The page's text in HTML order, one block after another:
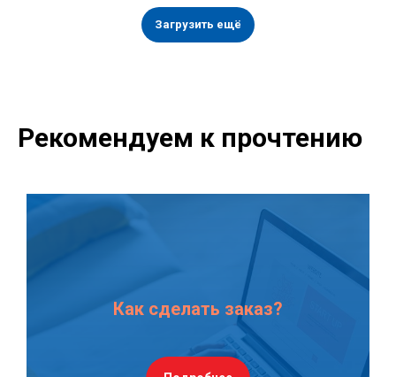
Загрузить ещё
Рекомендуем к прочтению
Как сделать заказ?